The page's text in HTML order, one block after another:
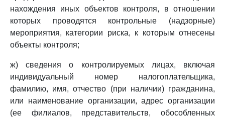
нахождения иных объектов контроля, в отношении
которых проводятся контрольные (надзорные)
мероприятия, категории риска, к которым отнесены
объекты контроля;
ж) сведения о контролируемых лицах, включая
индивидуальный номер налогоплательщика,
фамилию, имя, отчество (при наличии) гражданина,
или наименование организации, адрес организации
(ее филиалов, представительств, обособленных